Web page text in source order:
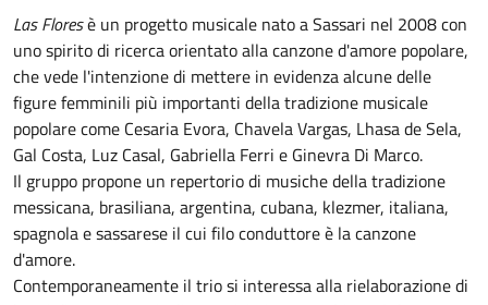
Las Floresè un progetto musicale nato a Sassari nel 2008 con
uno spirito di ricerca orientato alla canzone d'amore popolare,
che vede l'intenzione di mettere in evidenza alcune delle
figure femminili più importanti della tradizione musicale
popolare come Cesaria Evora, Chavela Vargas, Lhasa de Sela,
Gal Costa, Luz Casal, Gabriella Ferri e Ginevra Di Marco.
Il gruppo propone un repertorio di musiche della tradizione
messicana, brasiliana, argentina, cubana, klezmer, italiana,
spagnola e sassarese il cui filo conduttore è la canzone
d'amore.
Contemporaneamente il trio si interessa alla rielaborazione di